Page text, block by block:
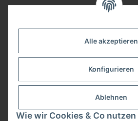
Alle akzeptieren
Konfigurieren
Ablehnen
Wie wir Cookies & Co nutzen